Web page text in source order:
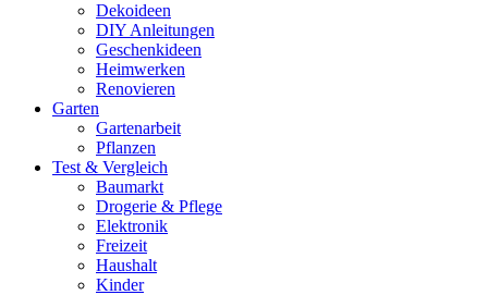
Dekoideen
DIY Anleitungen
Geschenkideen
Heimwerken
Renovieren
Garten
Gartenarbeit
Pflanzen
Test & Vergleich
Baumarkt
Drogerie & Pflege
Elektronik
Freizeit
Haushalt
Kinder